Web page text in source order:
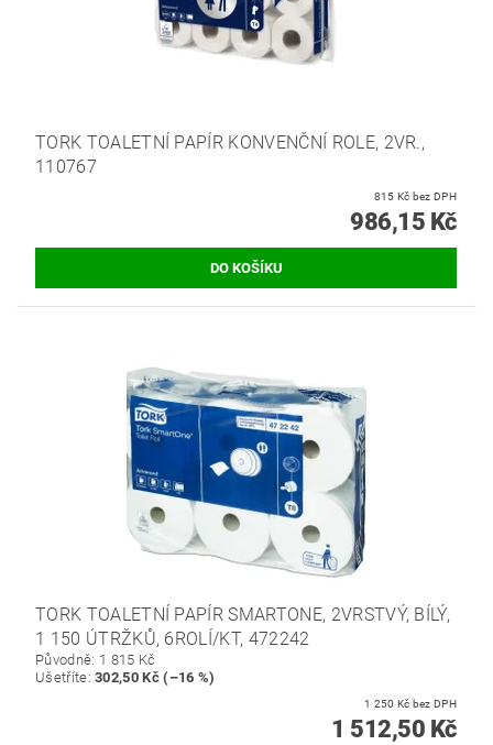
TORK TOALETNÍ PAPÍR KONVENČNÍ ROLE, 2VR.,
110767
815 Kč bez DPH
986,15 Kč
TORK TOALETNÍ PAPÍR SMARTONE, 2VRSTVÝ, BÍLÝ,
1 150 ÚTRŽKŮ, 6ROLÍ/KT, 472242
Původně: 1 815 Kč
Ušetříte:302,50 Kč (–16 %)
1 250 Kč bez DPH
1 512,50 Kč